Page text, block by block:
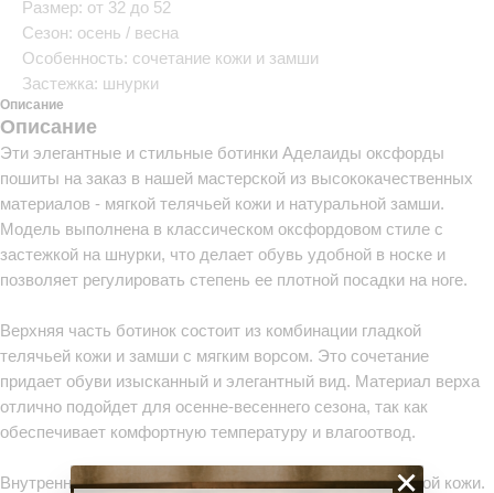
Размер: от 32 до 52
Сезон: осень / весна
Особенность: сочетание кожи и замши
Застежка: шнурки
Описание
Описание
Эти элегантные и стильные ботинки Аделаиды оксфорды
пошиты на заказ в нашей мастерской из высококачественных
материалов - мягкой телячьей кожи и натуральной замши.
Модель выполнена в классическом оксфордовом стиле с
застежкой на шнурки, что делает обувь удобной в носке и
позволяет регулировать степень ее плотной посадки на ноге.
Верхняя часть ботинок состоит из комбинации гладкой
телячьей кожи и замши с мягким ворсом. Это сочетание
придает обуви изысканный и элегантный вид. Материал верха
отлично подойдет для осенне-весеннего сезона, так как
обеспечивает комфортную температуру и влагоотвод.
Внутренняя подкладка выполнена из натуральной мягкой кожи.
×